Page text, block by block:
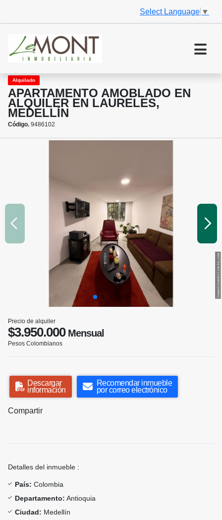
Select Language ▼
Alquilado
APARTAMENTO AMOBLADO EN
ALQUILER EN LAURELES,
MEDELLÍN
Código. 9486102
Precio de alquiler
$3.950.000Mensual
Pesos Colombianos
Descargar
información
Recomendar inmueble
por correo electrónico
Compartir
Detalles del inmueble :
País: Colombia
Departamento: Antioquia
Ciudad: Medellín